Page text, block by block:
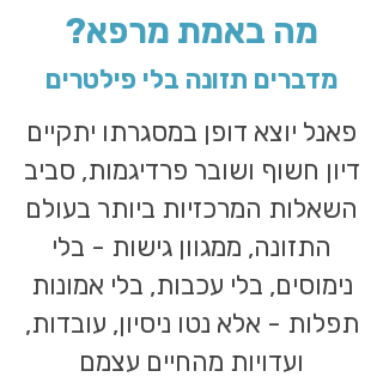
מה באמת מרפא?
מדברים תזונה בלי פילטרים
פאנל יוצא דופן במסגרתו יתקיים
דיון חשוף ושובר פרדיגמות, סביב
השאלות המרכזיות ביותר בעולם
התזונה, ממגוון גישות - בלי
נימוסים, בלי עכבות, בלי אמונות
תפלות - אלא נטו ניסיון, עובדות,
ועדויות מהחיים עצמם